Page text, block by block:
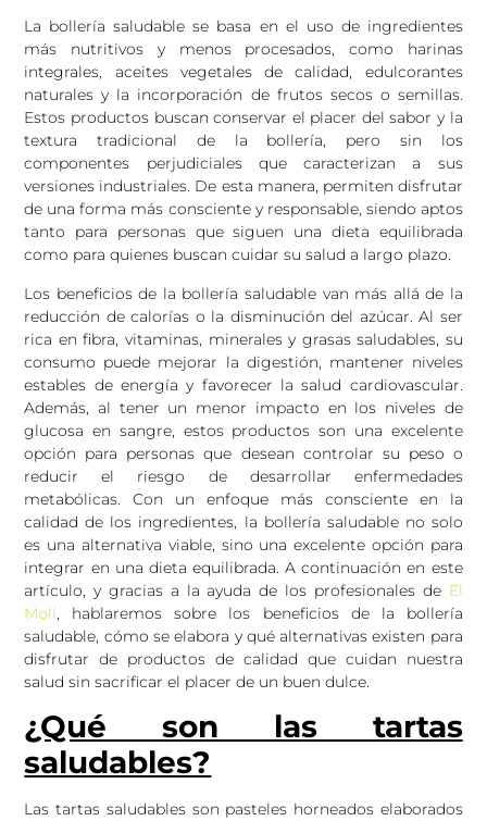
La bollería saludable se basa en el uso de ingredientes
más nutritivos y menos procesados, como harinas
integrales, aceites vegetales de calidad, edulcorantes
naturales y la incorporación de frutos secos o semillas.
Estos productos buscan conservar el placer del sabor y la
textura tradicional de la bollería, pero sin los
componentes perjudiciales que caracterizan a sus
versiones industriales. De esta manera, permiten disfrutar
de una forma más consciente y responsable, siendo aptos
tanto para personas que siguen una dieta equilibrada
como para quienes buscan cuidar su salud a largo plazo.
Los beneficios de la bollería saludable van más allá de la
reducción de calorías o la disminución del azúcar. Al ser
rica en fibra, vitaminas, minerales y grasas saludables, su
consumo puede mejorar la digestión, mantener niveles
estables de energía y favorecer la salud cardiovascular.
Además, al tener un menor impacto en los niveles de
glucosa en sangre, estos productos son una excelente
opción para personas que desean controlar su peso o
reducir el riesgo de desarrollar enfermedades
metabólicas. Con un enfoque más consciente en la
calidad de los ingredientes, la bollería saludable no solo
es una alternativa viable, sino una excelente opción para
integrar en una dieta equilibrada. A continuación en este
artículo, y gracias a la ayuda de los profesionales de El
Molí, hablaremos sobre los beneficios de la bollería
saludable, cómo se elabora y qué alternativas existen para
disfrutar de productos de calidad que cuidan nuestra
salud sin sacrificar el placer de un buen dulce.
¿Qué son las tartas
saludables?
Las tartas saludables son pasteles horneados elaborados